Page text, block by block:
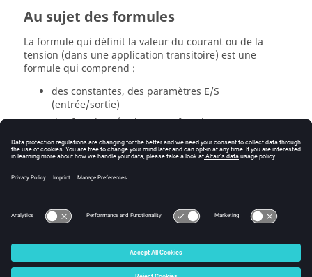
Au sujet des formules
La formule qui définit la valeur du courant ou de la
tension (dans une application transitoire) est une
formule qui comprend :
des constantes, des paramètres E/S
(entrée/sortie)
des fonctions (opérateurs, fonctions
Exemple :
I(t) = I Sin( ω.t+ φ )
© 2025 Altair Engineering, Inc. All Rights Reserved.
Intellectual Property Rights Notice|Technical Support